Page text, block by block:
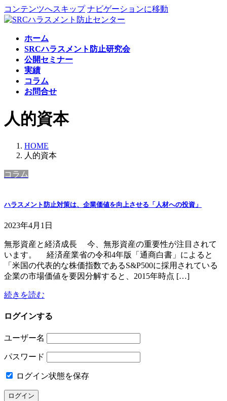
コンテンツへスキップ ナビゲーションに移動
ホーム
SRCハラスメント防止研究会
公開セミナー
実績
コラム
お問合せ
人的資本
HOME
人的資本
コラム
ハラスメント防止対策は、企業価値を向上させる「人材への投資」
2023年4月1日
無形資産と経済成長 今、無形資産の重要性が注目されて
います。 経済産業省の令和4年版「通商白書」によると
「米国の代表的な株価指数であるS&P500に採用されている
企業の市場価値を要因分解すると、2015年時点 […]
続きを読む
ログインする
ユーザー名
パスワード
ログイン状態を保存